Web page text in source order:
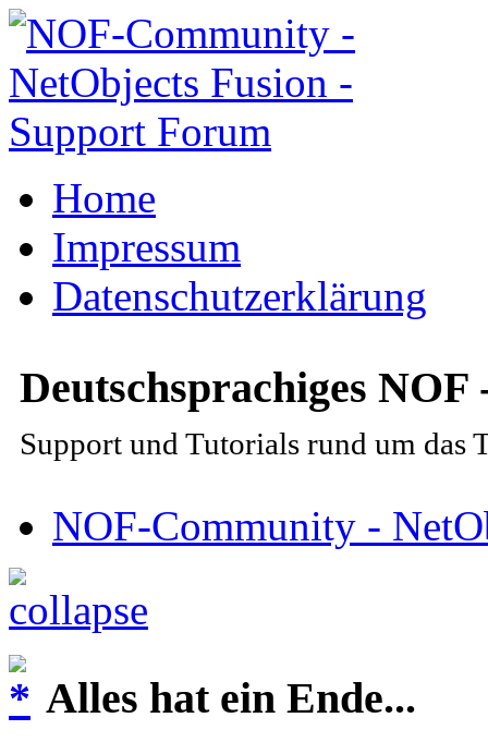
Home
Impressum
Datenschutzerklärung
Deutschsprachiges NOF
Support und Tutorials rund um das
NOF-Community -
Alles hat ein Ende...